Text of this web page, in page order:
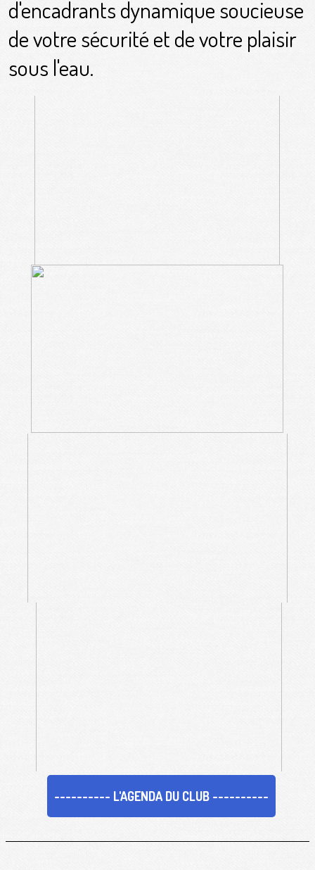
d'encadrants dynamique soucieuse
de votre sécurité et de votre plaisir
sous l'eau.
---------- L'AGENDA DU CLUB ----------